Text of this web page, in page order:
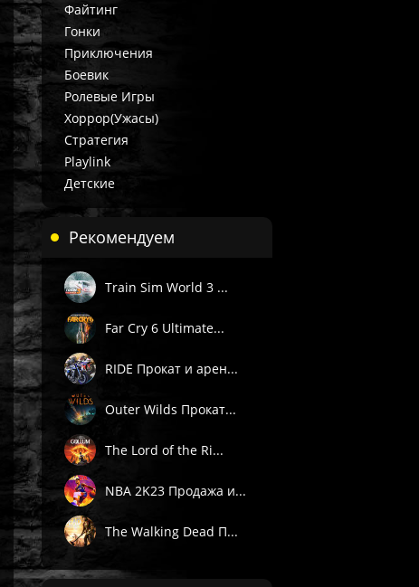
Файтинг
Гонки
Приключения
Боевик
Ролевые Игры
Хоррор(Ужасы)
Стратегия
Playlink
Детские
Рекомендуем
Train Sim World 3 ...
Far Cry 6 Ultimate...
RIDE Прокат и арен...
Outer Wilds Прокат...
The Lord of the Ri...
NBA 2K23 Продажа и...
The Walking Dead П...